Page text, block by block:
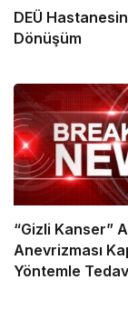
DEÜ
Dönüşüm
“Gizli Kanser”
Anevrizması
Yöntemle